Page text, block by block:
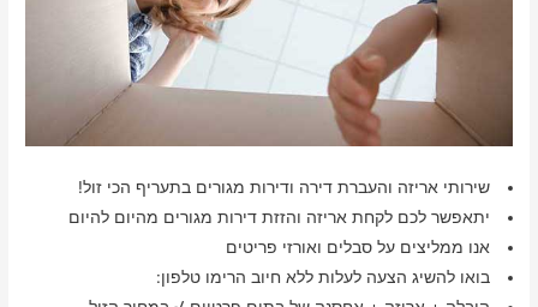
שירותי אריזה והעברת דירה ודירות מגורים בתעריף הכי זול!
יתאפשר לכם לקחת אריזה והזזת דירות מגורים מהיום להיום
אנו ממליצים על סבלים ואורזי פריטים
בואו להשיג הצעה לעלות ללא חיוב הרימו טלפון: